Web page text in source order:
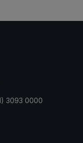
3093 0000